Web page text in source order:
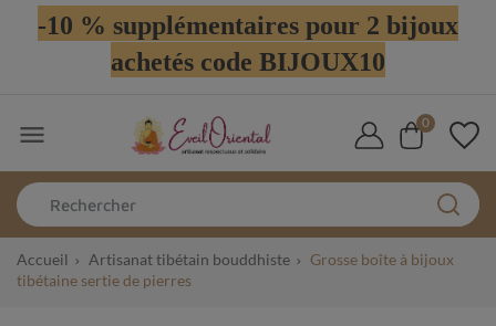
-10 % supplémentaires pour 2 bijoux
achetés code BIJOUX10
 0
Accueil Artisanat tibétain bouddhiste
Grosse boîte à bijoux
tibétaine sertie de pierres